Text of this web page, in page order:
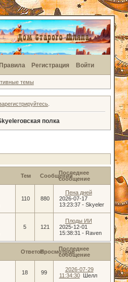
Правила Регистрация Войти
темы
полка
Тем СообщенийПоследнее
сообщение
110 880
Пена дней
2026-07-17
13:23:37- Skyeler
5 121
Плоды ИИ
2025-12-01
15:38:31 - Raven
ОтветовПросмотровПоследнее
сообщение
18 99
2026-07-29
11:34:30
Шелл